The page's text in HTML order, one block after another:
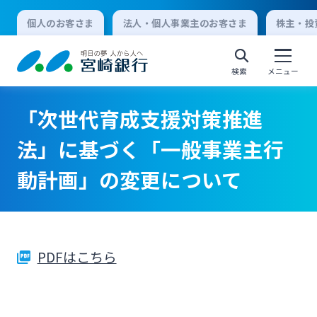
個人のお客さま 法人・個人事業主のお客さま 株主・
検索 メニュー
個人向けインターネットバンキング
ログオン
「次世代育成支援対策推進
法」に基づく「一般事業主行
動計画」の変更について
PDFはこちら